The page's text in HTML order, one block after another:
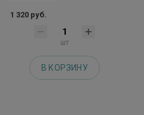
1 320 руб.
шт
В КОРЗИНУ